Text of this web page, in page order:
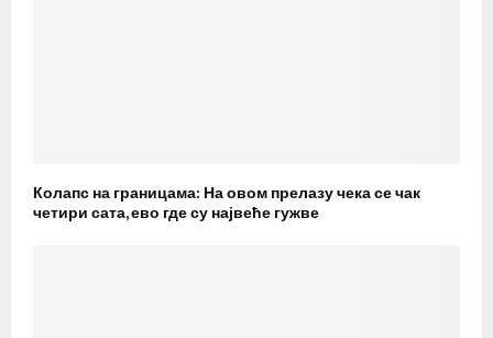
Колапс на границама: На овом прелазу чека се чак
четири сата, ево где су највеће гужве